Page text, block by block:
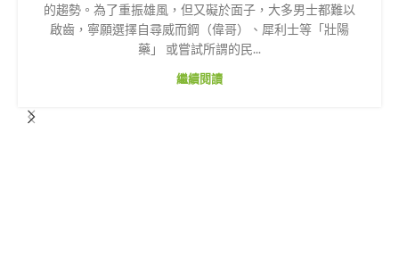
的趨勢。為了重振雄風，但又礙於面子，大多男士都難以
啟齒，寧願選擇自尋威而鋼（偉哥）、犀利士等「壯陽
藥」 或嘗試所謂的民...
繼續閱讀